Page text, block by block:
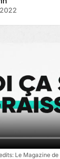
Le Magazine de